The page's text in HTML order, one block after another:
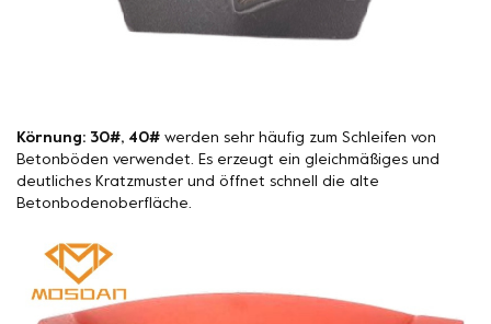
Körnung: 30#, 40# werden sehr häufig zum Schleifen von
Betonböden verwendet. Es erzeugt ein gleichmäßiges und
deutliches Kratzmuster und öffnet schnell die alte
Betonbodenoberfläche.